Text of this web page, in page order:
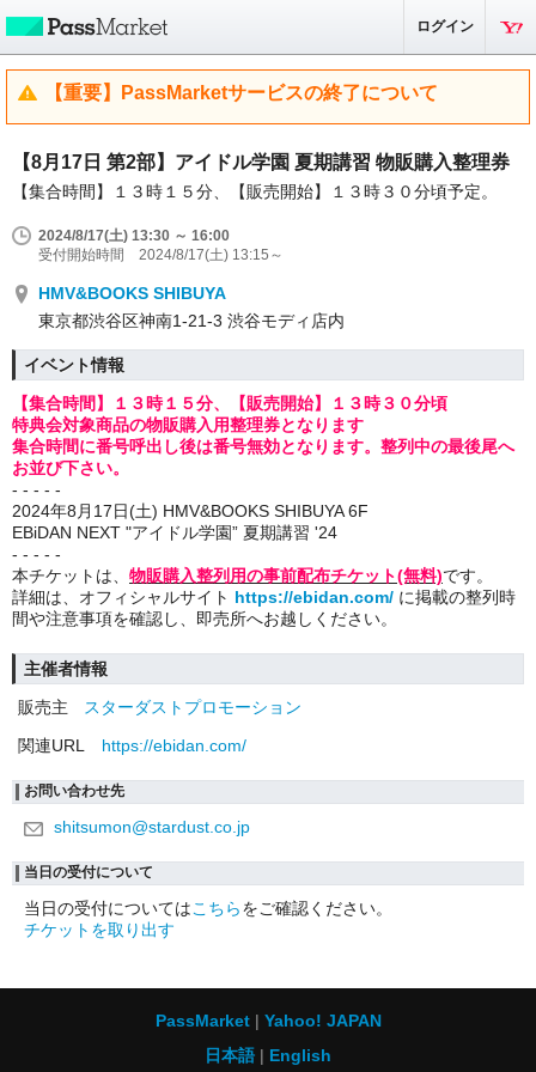
ログイン
【重要】PassMarketサービスの終了について
【8月17日 第2部】アイドル学園 夏期講習 物販購入整理券
【集合時間】１３時１５分、【販売開始】１３時３０分頃予定。
2024/8/17(土) 13:30 ～ 16:00
受付開始時間 2024/8/17(土) 13:15～
HMV&BOOKS SHIBUYA
東京都渋谷区神南1-21-3 渋谷モディ店内
イベント情報
【集合時間】１３時１５分、【販売開始】１３時３０分頃
特典会対象商品の物販購入用整理券となります
集合時間に番号呼出し後は番号無効となります。整列中の最後尾へ
お並び下さい。
- - - - -
2024年8月17日(土) HMV&BOOKS SHIBUYA 6F
EBiDAN NEXT "アイドル学園” 夏期講習 '24
- - - - -
本チケットは、 物販購入整列用の事前配布チケット(無料)です。
詳細は、オフィシャルサイト https://ebidan.com/ に掲載の整列時
間や注意事項を確認し、即売所へお越しください。
主催者情報
販売主
スターダストプロモーション
関連URL
https://ebidan.com/
お問い合わせ先
shitsumon@stardust.co.jp
当日の受付について
当日の受付についてはこちらをご確認ください。
チケットを取り出す
PassMarket
Yahoo! JAPAN
日本語
English